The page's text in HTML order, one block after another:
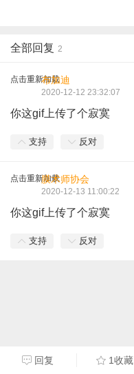
全部回复 2
点击重新加载
布加迪
2020-12-12 23:32:07
你这gif上传了个寂寞
支持 反对
点击重新加载膜术师协会
2020-12-13 11:00:22
你这gif上传了个寂寞
支持 反对
回复 1收藏